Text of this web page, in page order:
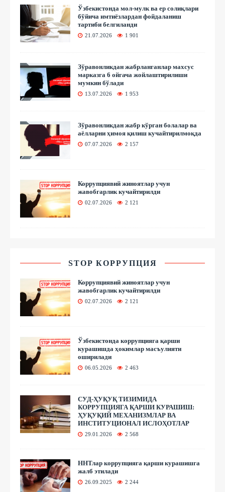
Ўзбекистонда мол-мулк ва ер солиқлари
бўйича имтиёзлардан фойдаланиш
тартиби белгиланди
21.07.2026 1 901
Зўравонликдан жабрланганлар махсус
марказга 6 ойгача жойлаштирилиши
мумкин бўлади
13.07.2026 1 953
Зўравонликдан жабр кўрган болалар ва
аёлларни ҳимоя қилиш кучайтирилмоқда
07.07.2026 2 157
Коррупциявий жиноятлар учун
жавобгарлик кучайтирилди
02.07.2026 2 121
STOP КОРРУПЦИЯ
Коррупциявий жиноятлар учун
жавобгарлик кучайтирилди
02.07.2026 2 121
Ўзбекистонда коррупцияга қарши
курашишда ҳокимлар масъулияти
оширилади
06.05.2026 2 463
СУД-ҲУҚУҚ ТИЗИМИДА
КОРРУПЦИЯГА ҚАРШИ КУРАШИШ:
ҲУҚУҚИЙ МЕХАНИЗМЛАР ВА
ИНСТИТУЦИОНАЛ ИСЛОҲОТЛАР
29.01.2026 2 568
ННТлар коррупцияга қарши курашишга
жалб этилади
26.09.2025 2 244